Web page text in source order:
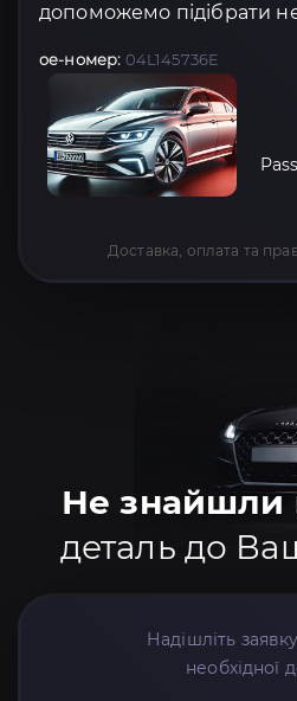
допоможемо підібрати
oe-номер: 04L145736E
Доставка, оплата та
Не знайшли
деталь до
Надішліть
необхідної